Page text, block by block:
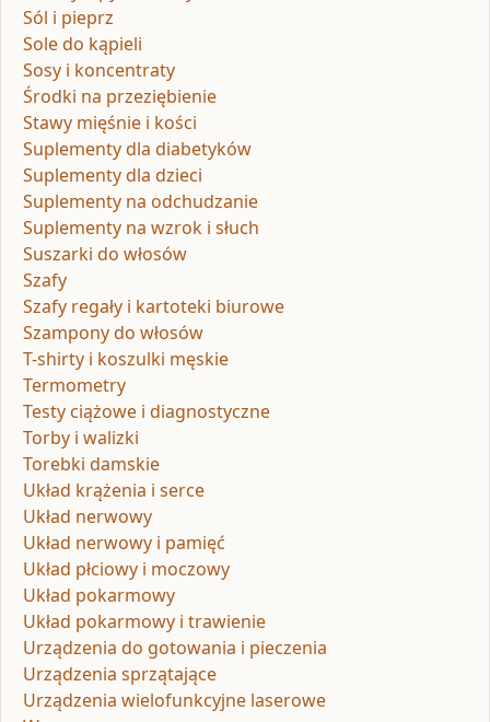
Sól i pieprz
Sole do kąpieli
Sosy i koncentraty
Środki na przeziębienie
Stawy mięśnie i kości
Suplementy dla diabetyków
Suplementy dla dzieci
Suplementy na odchudzanie
Suplementy na wzrok i słuch
Suszarki do włosów
Szafy
Szafy regały i kartoteki biurowe
Szampony do włosów
T-shirty i koszulki męskie
Termometry
Testy ciążowe i diagnostyczne
Torby i walizki
Torebki damskie
Układ krążenia i serce
Układ nerwowy
Układ nerwowy i pamięć
Układ płciowy i moczowy
Układ pokarmowy
Układ pokarmowy i trawienie
Urządzenia do gotowania i pieczenia
Urządzenia sprzątające
Urządzenia wielofunkcyjne laserowe